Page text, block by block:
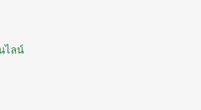
ไลน์